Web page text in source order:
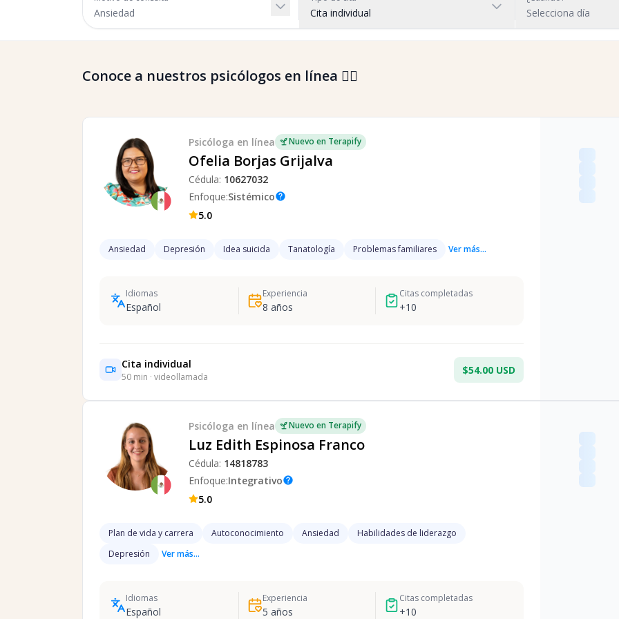
Cita individual Selecciona día
Conoce a nuestros psicólogos en línea 👇🏼
Psicóloga en línea Nuevo en Terapify
Ofelia Borjas Grijalva
Cédula: 10627032
Enfoque:Sistémicohelp
5.0
Ansiedad Depresión Idea suicida Tanatología Problemas familiares Ver más...
Idiomas
Español
Experiencia
8 años
Citas completadas
+10
Cita individual
50 min · videollamada
$54.00 USD
Psicóloga en línea Nuevo en Terapify
Luz Edith Espinosa Franco
Cédula: 14818783
Enfoque:Integrativohelp
5.0
Plan de vida y carrera Autoconocimiento Ansiedad
Habilidades de liderazgo
Depresión
Ver más...
Idiomas
Español
Experiencia
5 años
Citas completadas
+10